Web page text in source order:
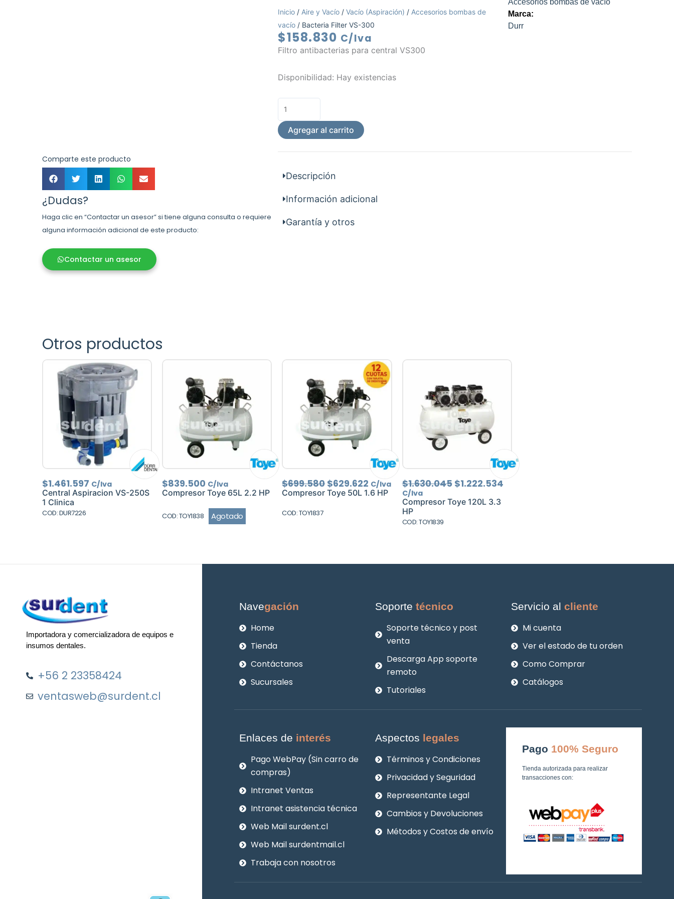
Comparte este producto
¿Dudas?
Haga clic en “Contactar un asesor” si tiene alguna consulta o requiere
alguna información adicional de este producto:
Contactar un asesor
Inicio / Aire y Vacío /Vacío (Aspiración) / Accesorios bombas de
vacío / Bacteria Filter VS-300
$158.830 C/Iva
Filtro antibacterias para central VS300
Disponibilidad: Hay existencias
Bacteria
VS-
cantidad
Agregar al carrito
Accesorios bombas de vacío
Marca:
Durr
Descripción
Información adicional
Garantía y otros
Otros productos
$1.461.597 C/Iva
Central Aspiracion VS-250S
1 Clinica
COD: DUR7226
$839.500 C/Iva
Compresor Toye 65L 2.2 HP
COD: TOY1838 Agotado
$699.580El
precio
original
$629.622 El
precio
$629.622.
C/Iva
Compresor Toye 50L 1.6 HP
COD: TOY1837
$1.630.045 El
precio
original
era:
$1.222.534El
C/Iva
Compresor Toye 120L 3.3
HP
COD: TOY1839
Importadora y comercializadora de equipos e
insumos dentales.
+56 2 23358424
ventasweb@surdent.cl
Navegación
Home
Tienda
Contáctanos
Sucursales
Soportetécnico
Soporte técnico y post
venta
Descarga App soporte
remoto
Tutoriales
Servicio alcliente
Mi cuenta
Ver el estado de tu orden
Como Comprar
Catálogos
Enlaces de interés
Pago WebPay (Sin carro de
compras)
Intranet Ventas
Intranet asistencia técnica
Web Mail surdent.cl
Web Mail surdentmail.cl
Trabaja con nosotros
Aspectos legales
Términos y Condiciones
Privacidad y Seguridad
Representante Legal
Cambios y Devoluciones
Métodos y Costos de envío
Pago 100% Seguro
Tienda autorizada para realizar
transacciones con: